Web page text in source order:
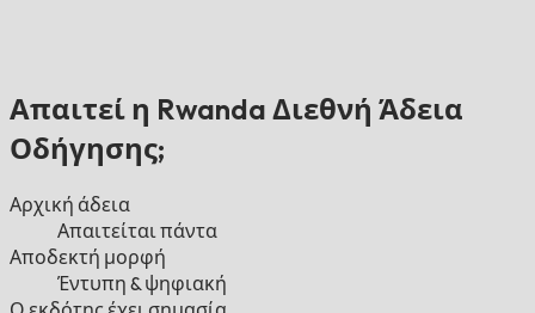
Απαιτεί η Rwanda Διεθνή Άδεια
Οδήγησης;
Αρχική άδεια
Απαιτείται πάντα
Αποδεκτή μορφή
Έντυπη & ψηφιακή